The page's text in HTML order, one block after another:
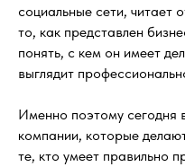
социальные сети,
то, как представлен
понять, с кем он имеет
выглядит
Именно поэтому сегодня
компании, которые
те, кто умеет правильно